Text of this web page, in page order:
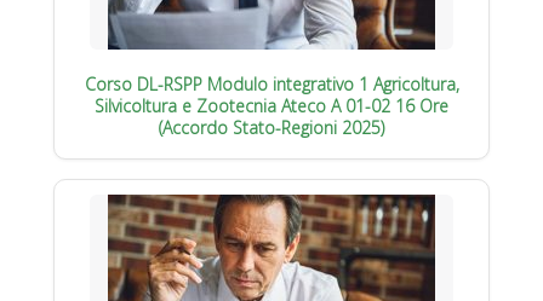
Corso DL-RSPP Modulo integrativo 1 Agricoltura,
Silvicoltura e Zootecnia Ateco A 01-02 16 Ore
(Accordo Stato-Regioni 2025)